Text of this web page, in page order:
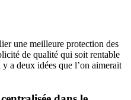
une meilleure protection des
de qualité qui soit rentable
a deux idées que l’on aimerait